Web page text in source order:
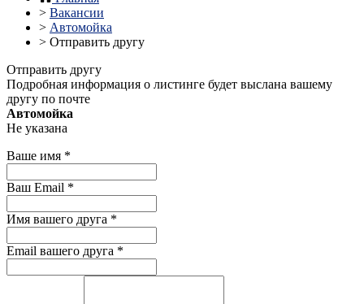
> Вакансии
> Автомойка
> Отправить другу
Отправить другу
Подробная информация о листинге будет выслана вашему
другу по почте
Автомойка
Не указана
Ваше имя *
Ваш Email *
Имя вашего друга *
Email вашего друга *